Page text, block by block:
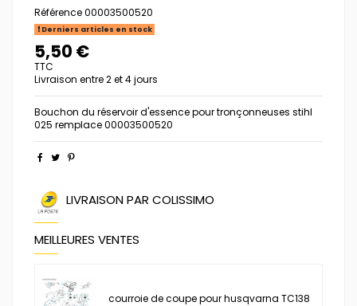
Référence00003500520
Derniers articles en stock
5,50 €
TTC
Livraison entre 2 et 4 jours
Bouchon du réservoir d'essence pour tronçonneuses stihl
025 remplace 00003500520
LIVRAISON PAR COLISSIMO
MEILLEURES VENTES
courroie de coupe pour husqvarna TC138